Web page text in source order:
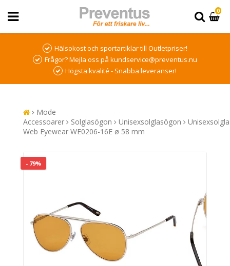
0
Hälsokost och sportartiklar till Outletpriser!
Frågor? Mejla oss på kundservice@preventus.nu
Högsta kvalité - Snabba leveranser!
Mode
Accessoarer
Solglasögon Unisexsolglasögon
Web Eyewear WE0206-16E ø 58 mm
- 79%